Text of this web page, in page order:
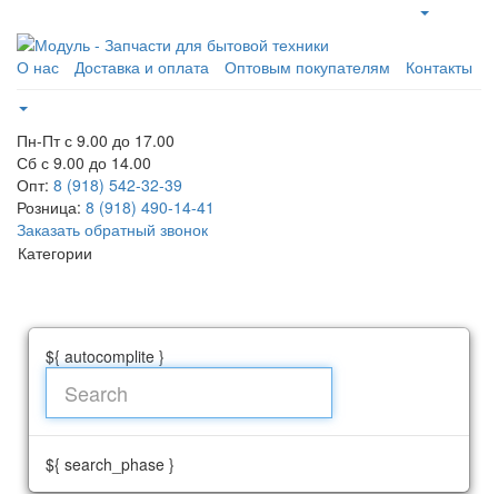
О нас Доставка и оплата Оптовым покупателям Контакты
Пн-Пт с 9.00 до 17.00
Сб с 9.00 до 14.00
Опт: 8 (918) 542-32-39
Розница: 8 (918) 490-14-41
Заказать обратный звонок
Категории
${ autocomplite }
${ search_phase }